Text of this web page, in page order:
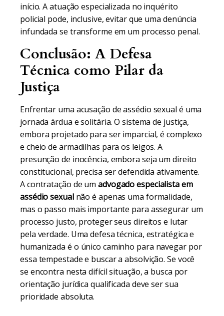
início. A atuação especializada no inquérito
policial pode, inclusive, evitar que uma denúncia
infundada se transforme em um processo penal.
Conclusão: A Defesa
Técnica como Pilar da
Justiça
Enfrentar uma acusação de assédio sexual é uma
jornada árdua e solitária. O sistema de justiça,
embora projetado para ser imparcial, é complexo
e cheio de armadilhas para os leigos. A
presunção de inocência, embora seja um direito
constitucional, precisa ser defendida ativamente.
A contratação de um advogado especialista em
assédio sexualnão é apenas uma formalidade,
mas o passo mais importante para assegurar um
processo justo, proteger seus direitos e lutar
pela verdade. Uma defesa técnica, estratégica e
humanizada é o único caminho para navegar por
essa tempestade e buscar a absolvição. Se você
se encontra nesta difícil situação, a busca por
orientação jurídica qualificada deve ser sua
prioridade absoluta.